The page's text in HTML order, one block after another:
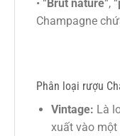
• “ Brut nature“, “
Champagne
Phân loại rượu
Vintage: Là
xuất vào